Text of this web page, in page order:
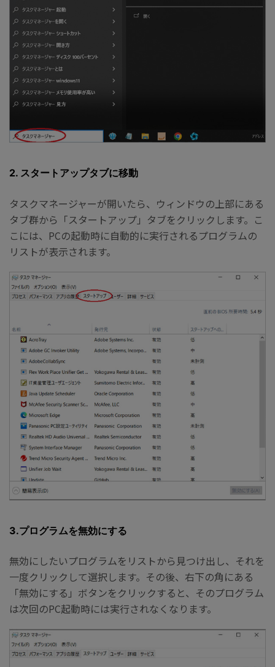
2. スタートアップタブに移動
タスクマネージャーが開いたら、ウィンドウの上部にある
タブ群から「スタートアップ」タブをクリックします。こ
こには、PCの起動時に自動的に実行されるプログラムの
リストが表示されます。
3.プログラムを無効にする
無効にしたいプログラムをリストから見つけ出し、それを
一度クリックして選択します。その後、右下の角にある
「無効にする」ボタンをクリックすると、そのプログラム
は次回のPC起動時には実行されなくなります。